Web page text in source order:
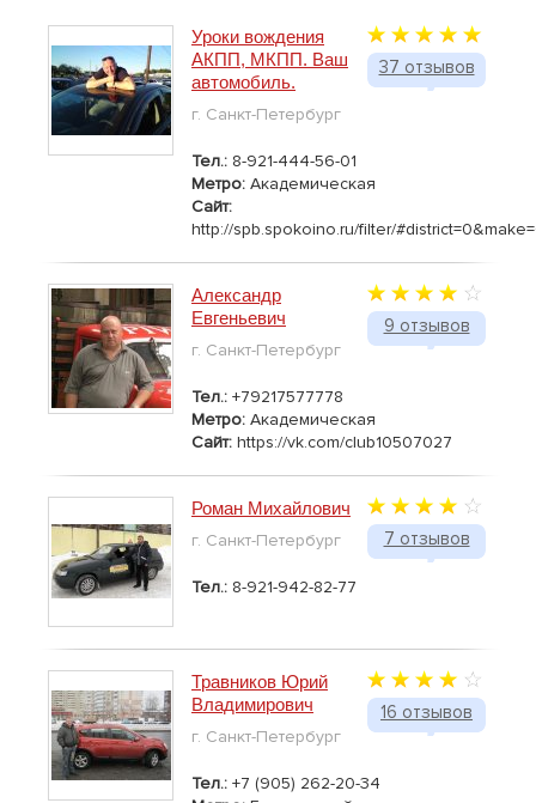
37 отзывов
Уроки вождения
АКПП, МКПП. Ваш
автомобиль.
г. Санкт-Петербург
Тел.: 8-921-444-56-01
Метро: Академическая
Сайт:
http://spb.spokoino.ru/filter/
9 отзывов
Александр
Евгеньевич
г. Санкт-Петербург
Тел.: +79217577778
Метро: Академическая
Сайт: https://vk.com/club10507027
7 отзывов
Роман Михайлович
г. Санкт-Петербург
Тел.: 8-921-942-82-77
16 отзывов
Травников Юрий
Владимирович
г. Санкт-Петербург
Тел.: +7 (905) 262-20-34